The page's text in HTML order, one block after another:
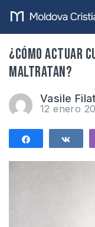
¿Cómo actuar
maltratan?
Vasile Filat
12 enero
Compartir